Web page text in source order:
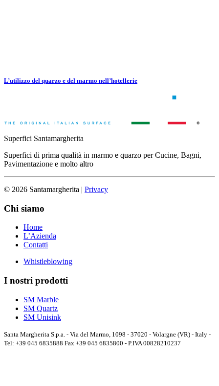
L’utilizzo del quarzo e del marmo nell’hotellerie
Superfici Santamargherita
Superfici di prima qualità in marmo e quarzo per Cucine, Bagni,
Pavimentazione e molto altro
© 2026 Santamargherita | Privacy
Chi siamo
Home
L’Azienda
Contatti
Whistleblowing
I nostri prodotti
SM Marble
SM Quartz
SM Unisink
Santa Margherita S.p.a. - Via del Marmo, 1098 - 37020 - Volargne (VR) - Italy -
Tel: +39 045 6835888 Fax +39 045 6835800 - P.IVA 00828210237